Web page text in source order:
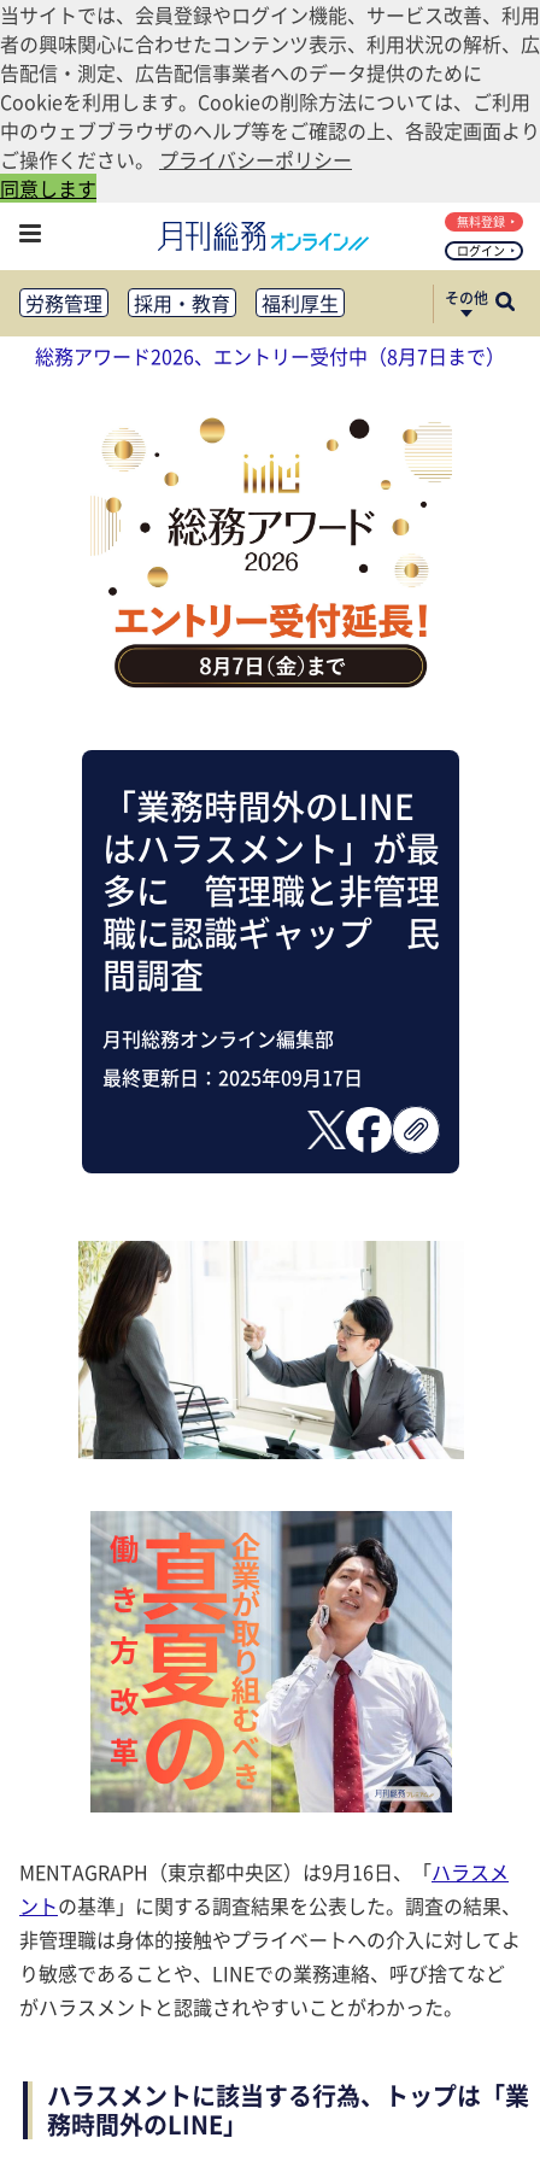
当サイトでは、会員登録やログイン機能、サービス改善、利用
者の興味関心に合わせたコンテンツ表示、利用状況の解析、広
告配信・測定、広告配信事業者へのデータ提供のために
Cookieを利用します。Cookieの削除方法については、ご利用
中のウェブブラウザのヘルプ等をご確認の上、各設定画面より
ご操作ください。 プライバシーポリシー
同意します
ログイン
無料登録
労務管理 採用・教育
福利厚生
健康経営
働き方改革
法務・コンプライアンス
リスクマネジメント・BCP
社外・社内広報
社外・社内コミュニケーション活性化
FM・オフィス移転
CSR・SDGs
テクノロジー活用・DX
助成金・補助金・コスト削減
アウトソーシング・BPO
調査・レポート
その他
総務アワード2026、エントリー受付中（8月7日まで）
「業務時間外のLINE
はハラスメント」が最
多に 管理職と非管理
職に認識ギャップ 民
間調査
月刊総務オンライン編集部
最終更新日： 2025年09月17日
MENTAGRAPH（東京都中央区）は9月16日、「ハラスメ
ントの基準」に関する調査結果を公表した。調査の結果、
非管理職は身体的接触やプライベートへの介入に対してよ
り敏感であることや、LINEでの業務連絡、呼び捨てなど
がハラスメントと認識されやすいことがわかった。
ハラスメントに該当する行為、トップは「業
務時間外のLINE」